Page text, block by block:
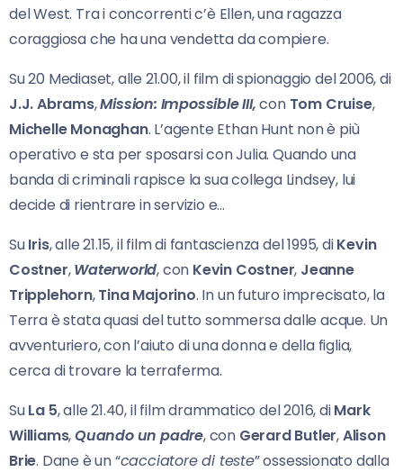
del West. Tra i concorrenti c’è Ellen, una ragazza
coraggiosa che ha una vendetta da compiere.
Su 20 Mediaset, alle 21.00, il film di spionaggio del 2006, di
J.J. Abrams,Mission: Impossible III,con Tom Cruise,
Michelle Monaghan. L’agente Ethan Hunt non è più
operativo e sta per sposarsi con Julia. Quando una
banda di criminali rapisce la sua collega Lindsey, lui
decide di rientrare in servizio e…
SuIris, alle 21.15, il film di fantascienza del 1995, diKevin
Costner,Waterworld, con Kevin Costner, Jeanne
Tripplehorn,Tina Majorino. In un futuro imprecisato, la
Terra è stata quasi del tutto sommersa dalle acque. Un
avventuriero, con l’aiuto di una donna e della figlia,
cerca di trovare la terraferma.
SuLa 5, alle 21.40, il film drammatico del 2016, diMark
Williams,Quando un padre, con Gerard Butler,Alison
Brie. Dane è un “cacciatore di teste” ossessionato dalla